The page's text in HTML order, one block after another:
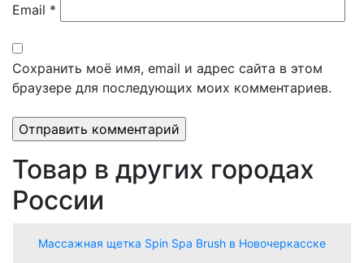
Email *
Сохранить моё имя, email и адрес сайта в этом
браузере для последующих моих комментариев.
Товар в других городах
России
Массажная щетка Spin Spa Brush в Новочеркасске